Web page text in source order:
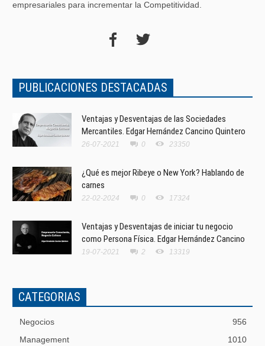
empresariales para incrementar la Competitividad.
PUBLICACIONES DESTACADAS
Ventajas y Desventajas de las Sociedades
Mercantiles. Edgar Hernández Cancino Quintero
26-07-2021 0 23350
¿Qué es mejor Ribeye o New York? Hablando de
carnes
22-02-2024 0 17324
Ventajas y Desventajas de iniciar tu negocio
como Persona Física. Edgar Hernández Cancino
19-07-2021 2 13319
CATEGORIAS
Negocios
956
Management
1010